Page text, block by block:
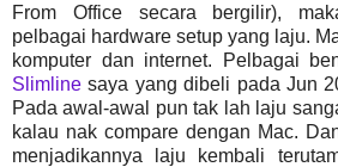
From Office secara bergilir),
pelbagai hardware setup yang laju.
komputer dan internet. Pelbagai
Slimline saya yang dibeli pada Jun
Pada awal-awal pun tak lah laju
kalau nak compare dengan Mac.
menjadikannya laju kembali